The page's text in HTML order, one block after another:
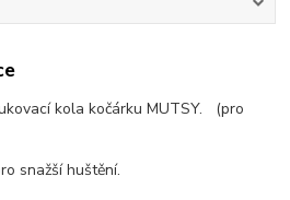
kola kočárku MUTSY. (pro
snažší huštění.